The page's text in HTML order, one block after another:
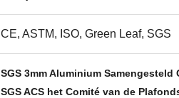
CE, ASTM, ISO, Green Leaf, SGS
SGS 3mm Aluminium Samengesteld
SGS ACS het Comité van de